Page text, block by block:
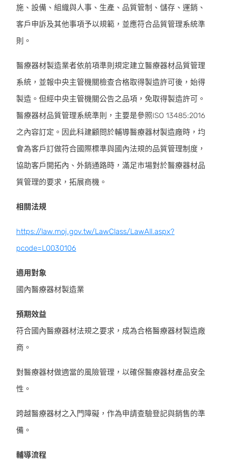
施、設備、組織與人事、生產、品質管制、儲存、運銷、
客戶申訴及其他事項予以規範，並應符合品質管理系統準
則。
醫療器材製造業者依前項準則規定建立醫療器材品質管理
系統，並報中央主管機關檢查合格取得製造許可後，始得
製造。但經中央主管機關公告之品項，免取得製造許可。
醫療器材品質管理系統準則，主要是參照ISO 13485:2016
之內容訂定。因此科建顧問於輔導醫療器材製造廠時，均
會為客戶訂做符合國際標準與國內法規的品質管理制度，
協助客戶開拓內、外銷通路時，滿足市場對於醫療器材品
質管理的要求，拓展商機。
相關法規
https://law.moj.gov.tw/LawClass/LawAll.aspx?
pcode=L0030106
適用對象
國內醫療器材製造業
預期效益
符合國內醫療器材法規之要求，成為合格醫療器材製造廠
商。
對醫療器材做適當的風險管理，以確保醫療器材產品安全
性。
跨越醫療器材之入門障礙，作為申請查驗登記與銷售的準
備。
輔導流程